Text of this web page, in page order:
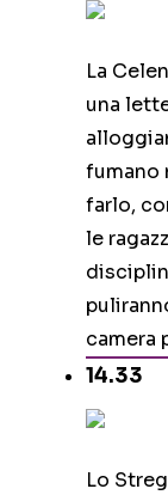
La
una
fumano
farlo,
le
camera
14.33
Lo